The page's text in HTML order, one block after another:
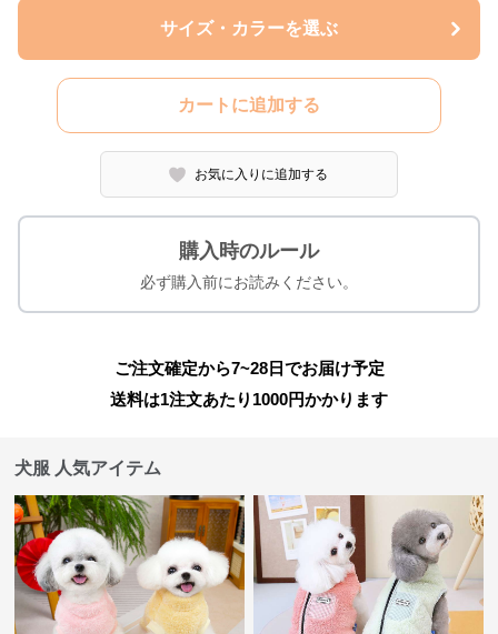
サイズ・カラーを選ぶ
カートに追加する
お気に入りに追加する
購入時のルール
必ず購入前にお読みください。
ご注文確定から7~28日でお届け予定
送料は1注文あたり 1000円かかります
犬服 人気アイテム